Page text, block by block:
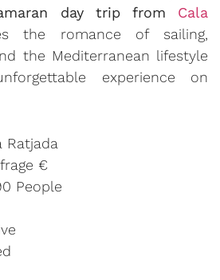
day trip from Cala
the romance of sailing,
the Mediterranean lifestyle
experience on
Ratjada
€
People